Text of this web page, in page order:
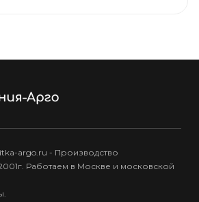
argo.ru - Производство
Работаем в Москве и московской